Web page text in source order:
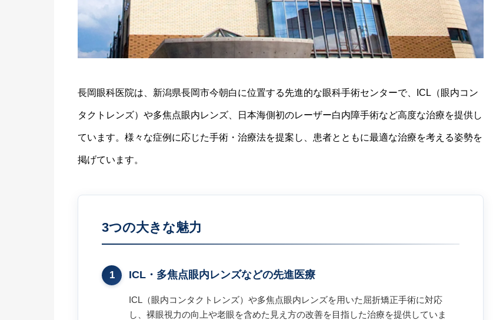
長岡眼科医院は、新潟県長岡市今朝白に位置する先進的な眼科手術センターで、ICL（眼内コン
タクトレンズ）や多焦点眼内レンズ、日本海側初のレーザー白内障手術など高度な治療を提供し
ています。様々な症例に応じた手術・治療法を提案し、患者とともに最適な治療を考える姿勢を
掲げています。
3つの大きな魅力
1 ICL・多焦点眼内レンズなどの先進医療
ICL（眼内コンタクトレンズ）や多焦点眼内レンズを用いた屈折矯正手術に対応
し、裸眼視力の向上や老眼を含めた見え方の改善を目指した治療を提供していま